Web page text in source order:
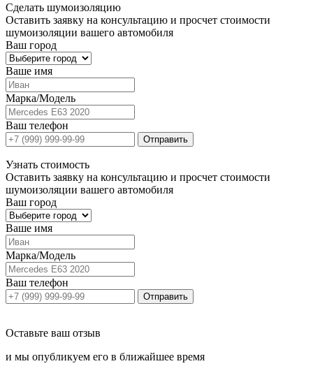
Сделать шумоизоляцию
Оставить заявку на консультацию и просчет стоимости
шумоизоляции вашего автомобиля
Ваш город
Ваше имя
Марка/Модель
Ваш телефон
Отправить
Узнать стоимость
Оставить заявку на консультацию и просчет стоимости
шумоизоляции вашего автомобиля
Ваш город
Ваше имя
Марка/Модель
Ваш телефон
Отправить
Оставьте ваш отзыв
и мы опубликуем его в ближайшее время